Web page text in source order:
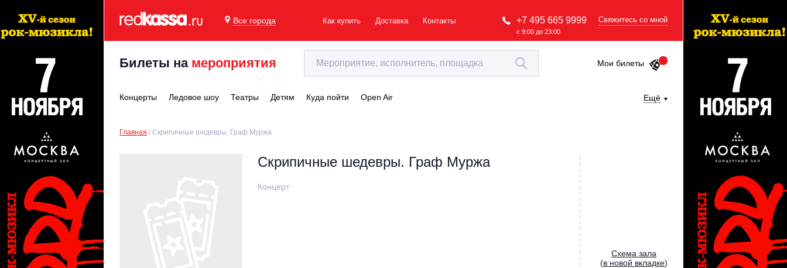
Все города Как купить Доставка Контакты +7 495 665 9999
с 9:00 до 23:00
Свяжитесь со мной
Билеты на мероприятия Мои билеты
Концерты Ледовое шоу Театры Детям Куда пойти Open Air Ещё
Главная Скрипичные шедевры. Граф Муржа
Скрипичные шедевры. Граф Муржа
Концерт
Cхема зала
(в новой вкладке)